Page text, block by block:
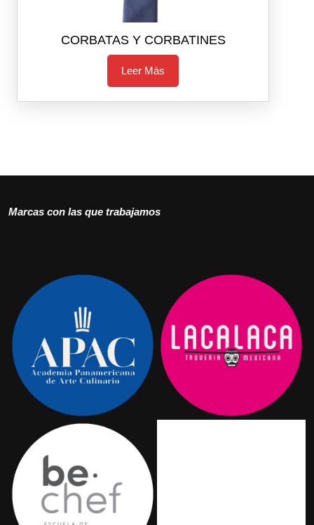
CORBATAS Y CORBATINES
Leer Más
Marcas con las que trabajamos